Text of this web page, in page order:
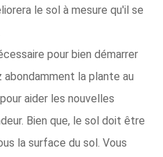
le sol à mesure qu'il se
pour bien démarrer
la plante au
aider les nouvelles
Bien que, le sol doit être
la surface du sol. Vous